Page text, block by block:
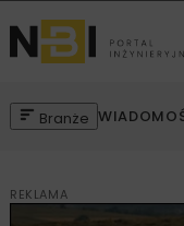
Branże
REKLAMA